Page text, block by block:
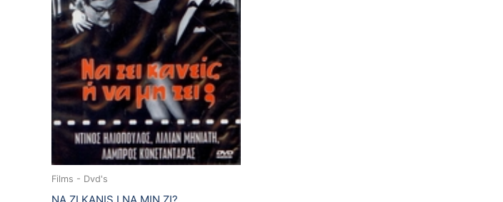
Films - Dvd's
NA ZI KANIS I NA MIN ZI?